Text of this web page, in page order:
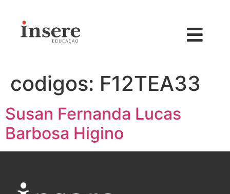
codigos: F12TEA33
Susan Fernanda Lucas
Barbosa Higino